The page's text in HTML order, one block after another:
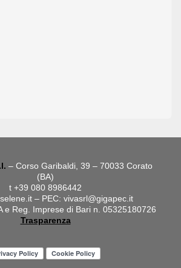
– Corso Garibaldi, 39 – 70033 Corato
(BA)
t +39 080 8986442
– PEC: vivasrl@gigapec.it
e Reg. Imprese di Bari n. 05325180726
Trasparenza